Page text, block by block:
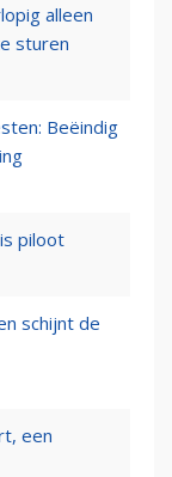
alleen
sturen
Beëindig
piloot
schijnt de
een